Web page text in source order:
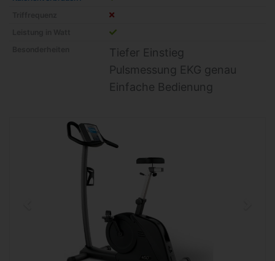
Tiefer Einstieg
Pulsmessung EKG genau
Einfache Bedienung